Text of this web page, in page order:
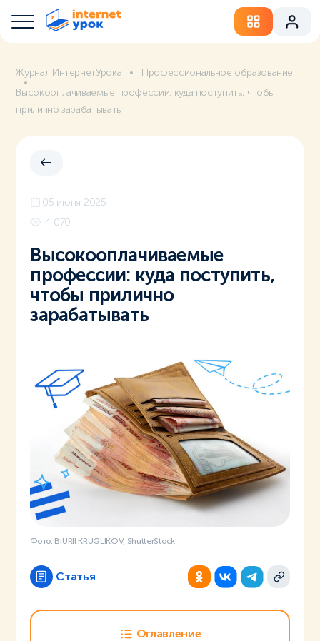
Журнал ИнтернетУрока
Профессиональное образование
Высокооплачиваемые профессии: куда поступить, чтобы
прилично зарабатывать
05 июня 2025
4 070
Высокооплачиваемые
профессии: куда поступить,
чтобы прилично
зарабатывать
Фото: BIURII KRUGLIKOV, ShutterStock
Статья
Оглавление